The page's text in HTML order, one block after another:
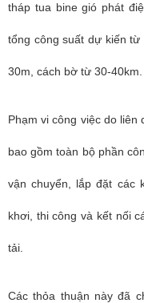
tháp tua bine gió phát
tổng công suất dự kiến
30m, cách bờ từ 30-40km.
Phạm vi công việc do liên
bao gồm toàn bộ phần
vận chuyển, lắp đặt các
khơi, thi công và kết nối
tải.
Các thỏa thuận này đã